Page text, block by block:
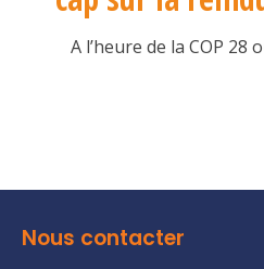
A l’heure de la COP 28
Nous contacter